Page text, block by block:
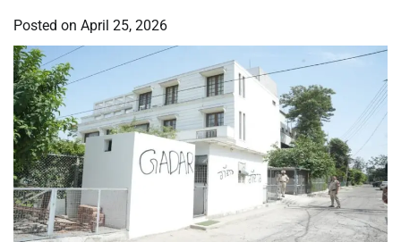
Posted on April 25, 2026